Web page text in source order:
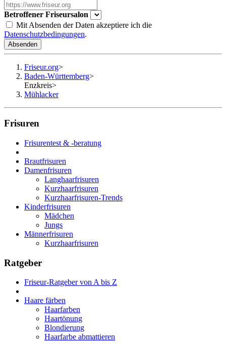
Betroffener Friseursalon
Mit Absenden der Daten akzeptiere ich die
Datenschutzbedingungen.
Absenden
Friseur.org>
Baden-Württemberg>
Enzkreis>
Mühlacker
Frisuren
Frisurentest & -beratung
Brautfrisuren
Damenfrisuren
Langhaarfrisuren
Kurzhaarfrisuren
Kurzhaarfrisuren-Trends
Kinderfrisuren
Mädchen
Jungs
Männerfrisuren
Kurzhaarfrisuren
Ratgeber
Friseur-Ratgeber von A bis Z
Haare färben
Haarfarben
Haartönung
Blondierung
Haarfarbe abmattieren